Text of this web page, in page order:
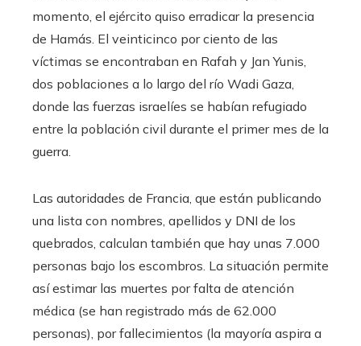
momento, el ejército quiso erradicar la presencia
de Hamás. El veinticinco por ciento de las
víctimas se encontraban en Rafah y Jan Yunis,
dos poblaciones a lo largo del río Wadi Gaza,
donde las fuerzas israelíes se habían refugiado
entre la población civil durante el primer mes de la
guerra.
Las autoridades de Francia, que están publicando
una lista con nombres, apellidos y DNI de los
quebrados, calculan también que hay unas 7.000
personas bajo los escombros. La situación permite
así estimar las muertes por falta de atención
médica (se han registrado más de 62.000
personas), por fallecimientos (la mayoría aspira a